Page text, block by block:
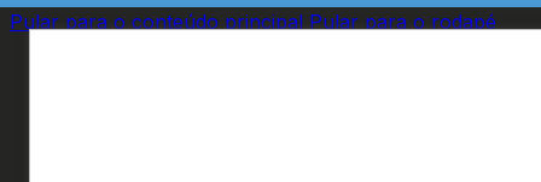
Pular para o conteúdo principal Pular para o rodapé